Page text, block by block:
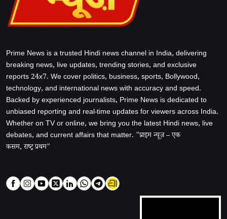
Prime News is a trusted Hindi news channel in India, delivering
breaking news, live updates, trending stories, and exclusive
reports 24x7. We cover politics, business, sports, Bollywood,
technology, and international news with accuracy and speed.
Backed by experienced journalists, Prime News is dedicated to
unbiased reporting and real-time updates for viewers across India.
Whether on TV or online, we bring you the latest Hindi news, live
debates, and current affairs that matter. "प्राइम न्यूज़ – एक
कसम, राष्ट्र प्रथम"